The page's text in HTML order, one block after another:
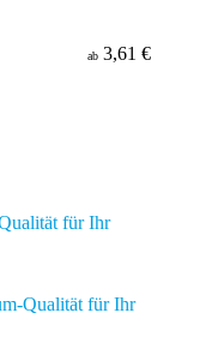
ab 3,61 €
für Ihr